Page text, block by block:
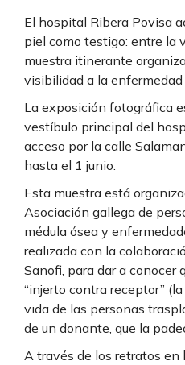
El hospital Ribera Povisa
piel como testigo: entre la
muestra itinerante
visibilidad a la
La exposición fotográfica
vestíbulo principal del
acceso por la calle
hasta el 1 junio.
Esta muestra está
Asociación gallega de
médula ósea y
realizada con la
Sanofi, para dar a conocer
“injerto contra receptor”
vida de las personas
de un donante, que la
A través de los retratos en